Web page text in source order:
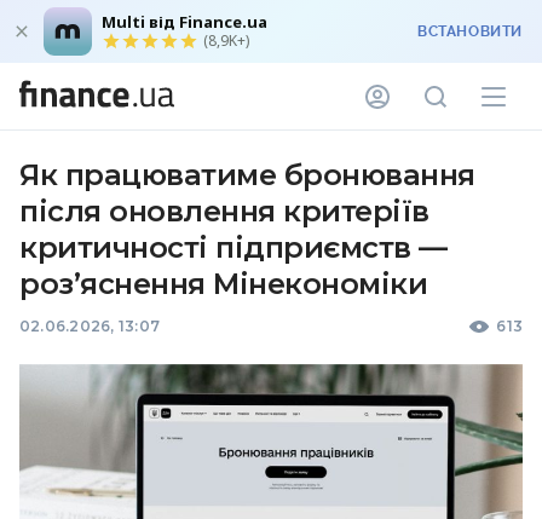
Multi від Finance.ua
(8,9K+) ВСТАНОВИТИ
Як працюватиме бронювання
після оновлення критеріїв
критичності підприємств —
роз’яснення Мінекономіки
02.06.2026, 13:07 613